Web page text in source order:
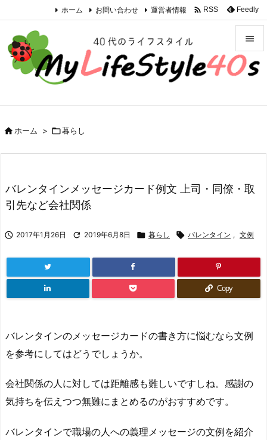


メニュ
サイド


ホーム お問い合わせ 運営者情報  RSS Feedly
ホーム > 暮らし
バレンタインメッセージカード例文 上司・同僚・取
引先など会社関係
 2017年1月26日  2019年6月8日  暮らし  バレンタイン , 文例
Copy
バレンタインのメッセージカードの書き方に悩むなら文例
を参考にしてはどうでしょうか。
会社関係の人に対しては距離感も難しいですしね。感謝の
気持ちを伝えつつ無難にまとめるのがおすすめです。
バレンタインで職場の人への義理メッセージの文例を紹介